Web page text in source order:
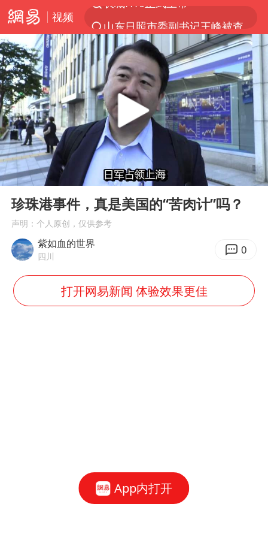
视频
山东日照市委副书记王峰被查
探寻“技能+”促就业创业新路
41岁女子为鼓励女儿考上985研究生
美国退回1000亿美元关税
24小时不关空调 电费反而更低？
河南试行周五下午弹性离岗
媒体：对美制裁中国的帮凶不必客气
李亚鹏向地铁吐血女孩捐99999元
要给全体职工“应休尽休”的底气
日本籍女网红在韩直播时自杀身亡
“天津之眼”摩天轮附近2人落水
儿科医生漏诊获刑：我认错但不能认罪
Play
00:00 03:32
珍珠港事件，真是美国的“苦肉计”吗？
声明：个人原创，仅供参考
紫如血的世界
四川 0
打开网易新闻 体验效果更佳
App内打开